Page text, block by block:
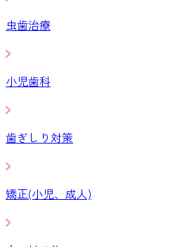
虫歯治療
小児歯科
歯ぎしり対策
矯正(小児、成人)